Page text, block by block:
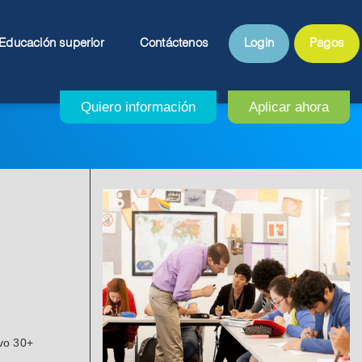
Pagos
Login
Contáctenos
superior
30+